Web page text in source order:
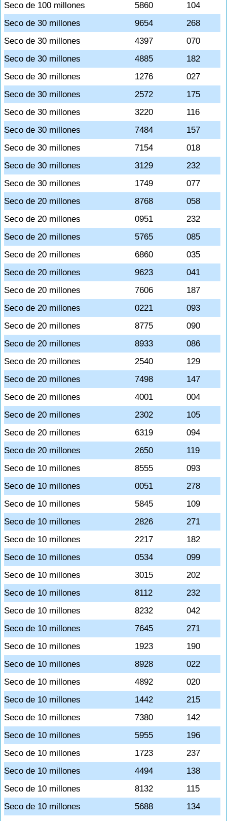
Seco de 100 millones
5860
104
Seco de 30 millones
9654
268
Seco de 30 millones
4397
070
Seco de 30 millones
4885
182
Seco de 30 millones
1276
027
Seco de 30 millones
2572
175
Seco de 30 millones
3220
116
Seco de 30 millones
7484
157
Seco de 30 millones
7154
018
Seco de 30 millones
3129
232
Seco de 30 millones
1749
077
Seco de 20 millones
8768
058
Seco de 20 millones
0951
232
Seco de 20 millones
5765
085
Seco de 20 millones
6860
035
Seco de 20 millones
9623
041
Seco de 20 millones
7606
187
Seco de 20 millones
0221
093
Seco de 20 millones
8775
090
Seco de 20 millones
8933
086
Seco de 20 millones
2540
129
Seco de 20 millones
7498
147
Seco de 20 millones
4001
004
Seco de 20 millones
2302
105
Seco de 20 millones
6319
094
Seco de 20 millones
2650
119
Seco de 10 millones
8555
093
Seco de 10 millones
0051
278
Seco de 10 millones
5845
109
Seco de 10 millones
2826
271
Seco de 10 millones
2217
182
Seco de 10 millones
0534
099
Seco de 10 millones
3015
202
Seco de 10 millones
8112
232
Seco de 10 millones
8232
042
Seco de 10 millones
7645
271
Seco de 10 millones
1923
190
Seco de 10 millones
8928
022
Seco de 10 millones
4892
020
Seco de 10 millones
1442
215
Seco de 10 millones
7380
142
Seco de 10 millones
5955
196
Seco de 10 millones
1723
237
Seco de 10 millones
4494
138
Seco de 10 millones
8132
115
Seco de 10 millones
5688 134